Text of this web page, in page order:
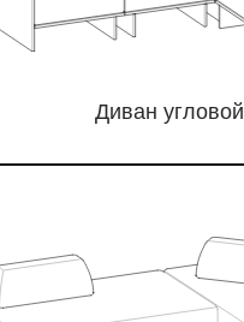
Диван угловой